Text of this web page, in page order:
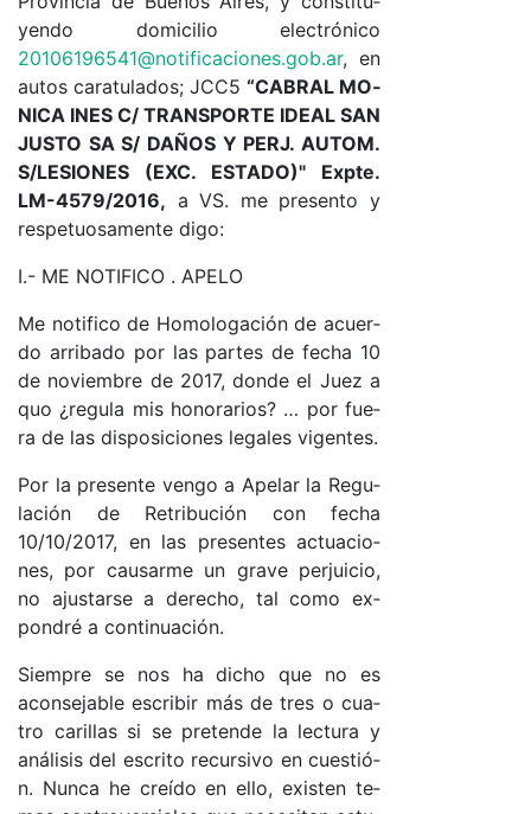
yen­do do­mi­ci­lio elec­tró­ni­co
20106196541@­no­ti­fi­ca­cio­nes.­go­b.ar, en
au­tos ca­ra­tu­la­do­s; JC­C5 “CA­BRAL MO­
NI­CA INES C/ TRANS­POR­TE IDEAL SAN
JUS­TO SA S/ DA­ÑOS Y PER­J. AU­TO­M.
S/­LE­SIO­NES (EX­C. ES­TA­DO­)" Exp­te.
LM-4579/2016, a VS. me pre­sen­to y
res­pe­tuo­sa­men­te di­go:
I.- ME NO­TI­FI­CO . APE­LO
Me no­ti­fi­co de Ho­mo­lo­ga­ción de acuer­
do arri­ba­do por las par­tes de fe­cha 10
de no­viem­bre de 2017, don­de el Juez a
quo ¿re­gu­la mis ho­no­ra­rio­s? … por fue­
ra de las dis­po­si­cio­nes le­ga­les vi­gen­tes.
Por la pre­sen­te ven­go a Ape­lar la Re­gu­
la­ción de Re­tri­bu­ción con fe­cha
10/10/2017, en las pre­sen­tes ac­tua­cio­
nes, por cau­sar­me un gra­ve per­jui­cio,
no ajus­tar­se a de­re­cho, tal co­mo ex­
pon­dré a con­ti­nua­ció­n.
Siem­pre se nos ha di­cho que no es
acon­se­ja­ble es­cri­bir más de tres o cua­
tro ca­ri­llas si se pre­ten­de la lec­tu­ra y
aná­li­sis del es­cri­to re­cur­si­vo en cues­tió­
n. Nun­ca he creí­do en ello, exis­ten te­